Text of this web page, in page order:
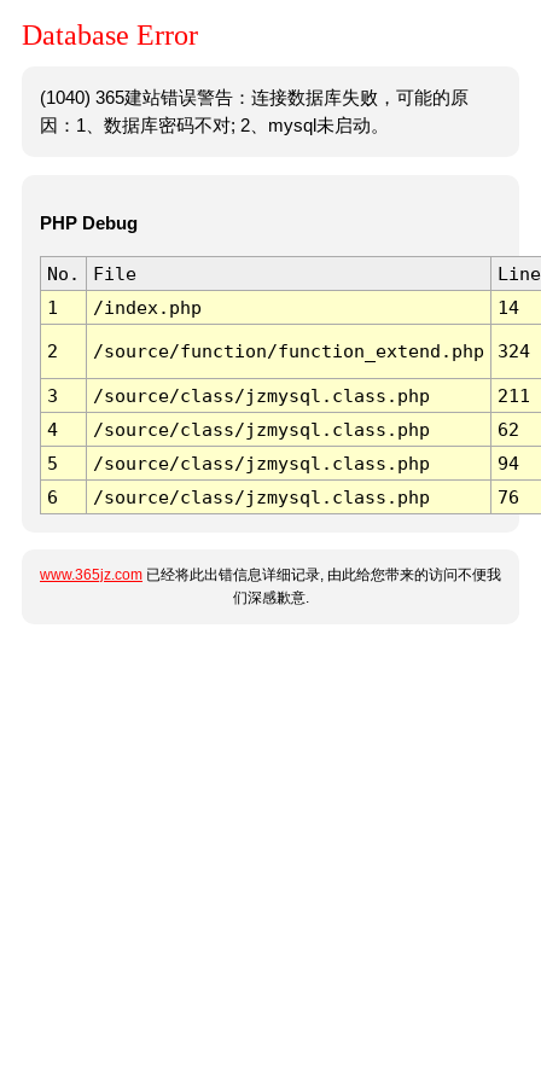
Database Error
(1040) 365建站错误警告：连接数据库失败，可能的原
因：1、数据库密码不对; 2、mysql未启动。
PHP Debug
No. File
Line
1
/index.php 14
2 /source/function/function_extend.php 324
3 /source/class/jzmysql.class.php
211
4
/source/class/jzmysql.class.php
62
5
/source/class/jzmysql.class.php
94
6
/source/class/jzmysql.class.php 76
www.365jz.com 已经将此出错信息详细记录, 由此给您带来的访问不便我
们深感歉意.